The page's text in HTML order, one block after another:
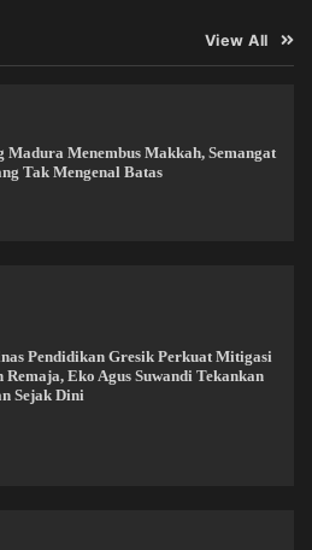
View All
Madura Menembus Makkah, Semangat
Tak Mengenal Batas
Pendidikan Gresik Perkuat Mitigasi
Remaja, Eko Agus Suwandi Tekankan
Sejak Dini